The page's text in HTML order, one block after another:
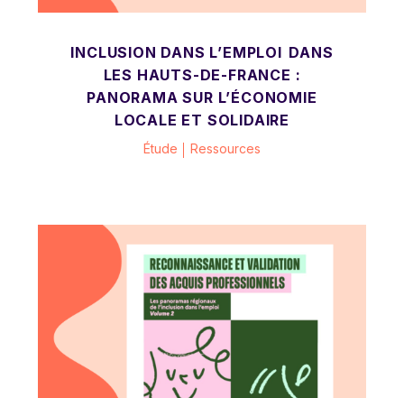
INCLUSION DANS L’EMPLOI DANS
LES HAUTS-DE-FRANCE :
PANORAMA SUR L’ÉCONOMIE
LOCALE ET SOLIDAIRE
Étude Ressources